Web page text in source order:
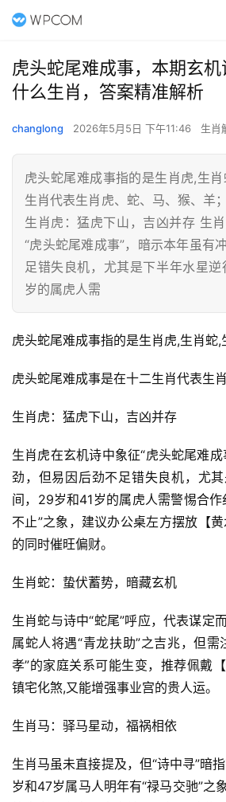
虎头蛇尾难成事，本期玄
什么生肖，答案精准解析
changlong 2026年5月5日 下午11:46 生肖
虎头蛇尾难成事指的是生肖虎,生
生肖代表生肖虎、蛇、马、猴、羊
生肖虎：猛虎下山，吉凶并存 生
“虎头蛇尾难成事”，暗示本年虽有
足错失良机，尤其是下半年水星
岁的属虎人需
虎头蛇尾难成事指的是生肖虎,生肖蛇,
虎头蛇尾难成事是在十二生肖代表生
生肖虎：猛虎下山，吉凶并存
生肖虎在玄机诗中象征“虎头蛇尾难
劲，但易因后劲不足错失良机，尤
间，29岁和41岁的属虎人需警惕合
不止”之象，建议办公桌左方摆放【
的同时催旺偏财。
生肖蛇：蛰伏蓄势，暗藏玄机
生肖蛇与诗中“蛇尾”呼应，代表谋定
属蛇人将遇“青龙扶助”之吉兆，但需
孝”的家庭关系可能生变，推荐佩戴
镇宅化煞,又能增强事业宫的贵人运。
生肖马：驿马星动，福祸相依
生肖马虽未直接提及，但“诗中寻”暗
岁和47岁属马人明年有“禄马交驰”之